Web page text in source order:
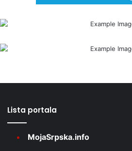
Lista portala
MojaSrpska.info